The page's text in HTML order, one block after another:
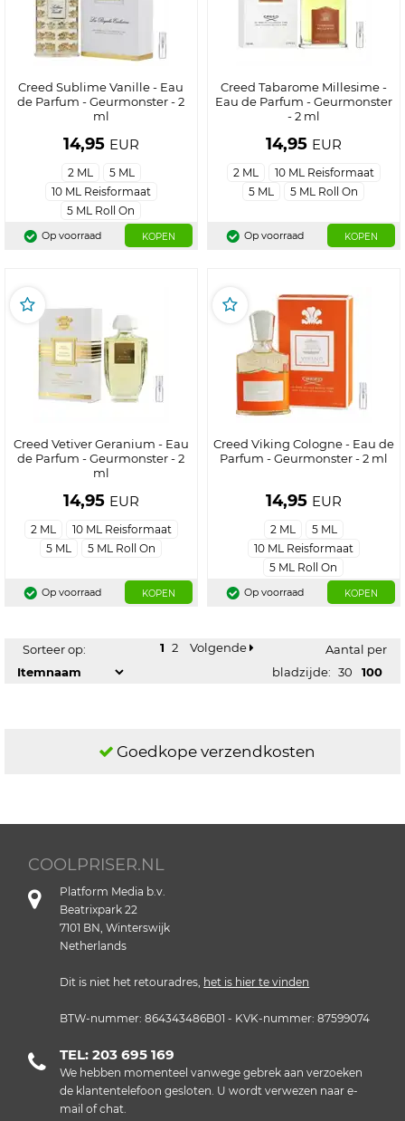
Creed Sublime Vanille - Eau
de Parfum - Geurmonster - 2
ml
14,95 EUR
2 ML
5 ML
10 ML Reisformaat
5 ML Roll On
Op voorraad KOPEN
Creed Tabarome Millesime -
Eau de Parfum - Geurmonster
- 2 ml
14,95 EUR
2 ML
10 ML Reisformaat
5 ML
5 ML Roll On
Op voorraad KOPEN
Creed Vetiver Geranium - Eau
de Parfum - Geurmonster - 2
ml
14,95 EUR
2 ML
10 ML Reisformaat
5 ML
5 ML Roll On
Op voorraad KOPEN
Creed Viking Cologne - Eau de
Parfum - Geurmonster - 2 ml
14,95 EUR
2 ML
5 ML
10 ML Reisformaat
5 ML Roll On
Op voorraad KOPEN
Sorteer op: 1 2 Volgende
Aantal per
bladzijde: 30 100
Goedkope verzendkosten
COOLPRISER.NL
Platform Media b.v.
Beatrixpark 22
7101 BN, Winterswijk
Netherlands
Dit is niet het retouradres, het is hier te vinden
BTW-nummer: 864343486B01 - KVK-nummer: 87599074
TEL: 203 695 169
We hebben momenteel vanwege gebrek aan verzoeken
de klantentelefoon gesloten. U wordt verwezen naar e-
mail of chat.